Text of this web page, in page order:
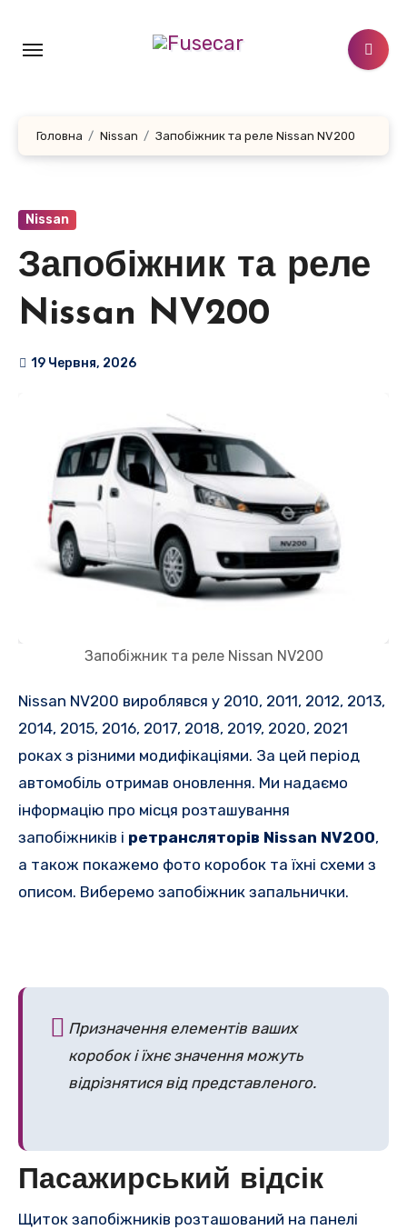
контенту
Головна Nissan Запобіжник та реле Nissan NV200
Nissan
Запобіжник та реле
Nissan NV200
19 Червня, 2026
Запобіжник та реле Nissan NV200
Nissan NV200 вироблявся у 2010, 2011, 2012, 2013,
2014, 2015, 2016, 2017, 2018, 2019, 2020, 2021
роках з різними модифікаціями. За цей період
автомобіль отримав оновлення. Ми надаємо
інформацію про місця розташування
запобіжників і ретрансляторів Nissan NV200,
а також покажемо фото коробок та їхні схеми з
описом. Виберемо запобіжник запальнички.
Призначення елементів ваших
коробок і їхнє значення можуть
відрізнятися від представленого.
Пасажирський відсік
Щиток запобіжників розташований на панелі